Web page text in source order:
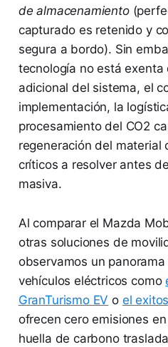
de almacenamiento
capturado es retenido y
segura a bordo). Sin
tecnología no está exenta
adicional del sistema, el
implementación, la
procesamiento del CO2
regeneración del material
críticos a resolver antes
masiva.
Al comparar el Mazda
otras soluciones de
observamos un
vehículos eléctricos como
GranTurismo EV o el
ofrecen cero emisiones
huella de carbono